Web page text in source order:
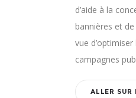
d’aide à la
bannières et
vue
campagnes
ALLER SUR